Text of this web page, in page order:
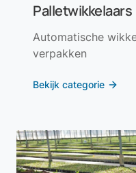
Palletwikkelaars
Automatische
verpakken
Bekijk categorie